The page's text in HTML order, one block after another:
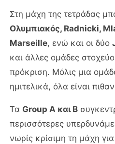
Στη μάχη της τετράδας
Ολυμπιακός, Radnicki,
Marseille, ενώ και οι δύο
και άλλες ομάδες
πρόκριση. Μόλις μια
ημιτελικά, όλα είναι
Τα Group A και B
περισσότερες
νωρίς κρίσιμη τη μάχη